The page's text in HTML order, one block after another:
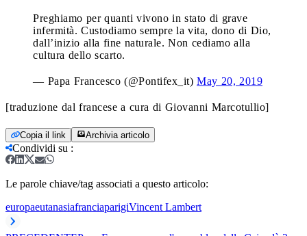
Preghiamo per quanti vivono in stato di grave
infermità. Custodiamo sempre la vita, dono di Dio,
dall’inizio alla fine naturale. Non cediamo alla
cultura dello scarto.
— Papa Francesco (@Pontifex_it) May 20, 2019
[traduzione dal francese a cura di Giovanni Marcotullio]
Copia il link Archivia articolo
Condividi su :
Le parole chiave/tag associati a questo articolo:
europaeutanasiafranciaparigiVincent Lambert